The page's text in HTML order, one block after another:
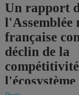
Un rapport
l'Assemblée
française
déclin de la